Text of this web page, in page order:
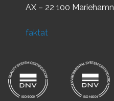
AX – 22 100 Mariehamn
faktat